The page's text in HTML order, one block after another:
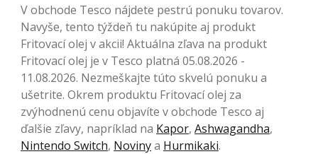
V obchode Tesco nájdete pestrú ponuku tovarov.
Navyše, tento týždeň tu nakúpite aj produkt
Fritovací olej v akcii! Aktuálna zľava na produkt
Fritovací olej je v Tesco platná 05.08.2026 -
11.08.2026. Nezmeškajte túto skvelú ponuku a
ušetrite. Okrem produktu Fritovací olej za
zvýhodnenú cenu objavíte v obchode Tesco aj
ďalšie zľavy, napríklad na Kapor, Ashwagandha,
Nintendo Switch, Novinya Hurmikaki.